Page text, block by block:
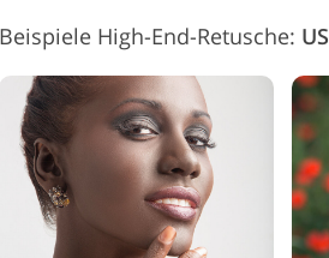
Beispiele High-End-Retusche: